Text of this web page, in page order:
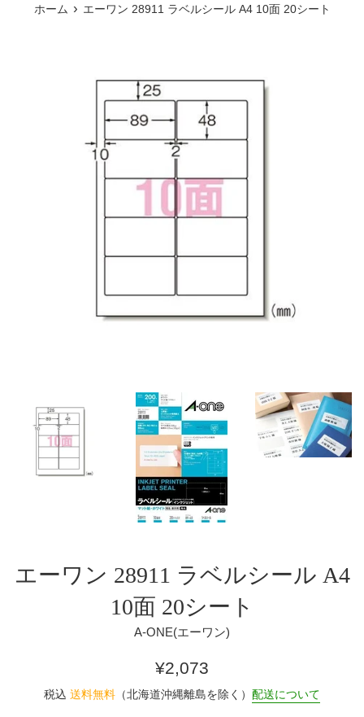
ー
ホーム › エーワン 28911 ラベルシール A4 10面 20シート
エーワン 28911 ラベルシール A4
10面 20シート
A-ONE(エーワン)
通
価
¥2,073
税込 送料無料 （北海道沖縄離島を除く） 配送について